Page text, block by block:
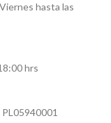
hasta las
hrs
PL05940001